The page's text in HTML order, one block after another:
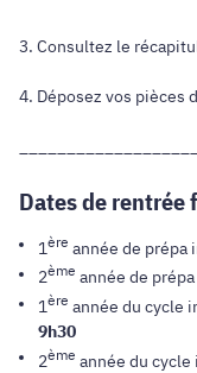
3. Consultez le
4. Déposez vos pièces
Dates de
1ère année de prépa
2ème année de
1ère année du cycle
9h30
2ème année du cycle